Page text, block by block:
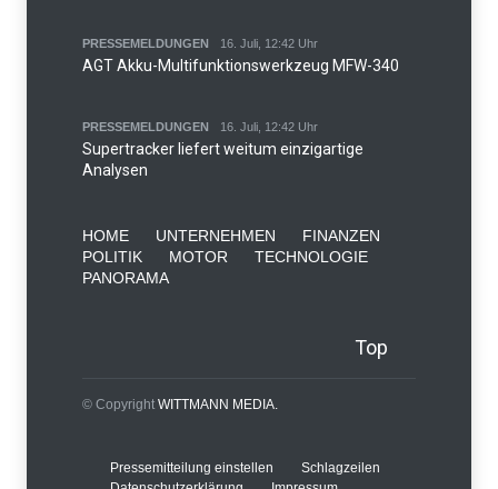
PRESSEMELDUNGEN 16. Juli, 12:42 Uhr
AGT Akku-Multifunktionswerkzeug MFW-340
PRESSEMELDUNGEN 16. Juli, 12:42 Uhr
Supertracker liefert weitum einzigartige
Analysen
HOME UNTERNEHMEN
FINANZEN
POLITIK
MOTOR
TECHNOLOGIE
PANORAMA
Top
© Copyright WITTMANN MEDIA.
Pressemitteilung einstellen
Schlagzeilen